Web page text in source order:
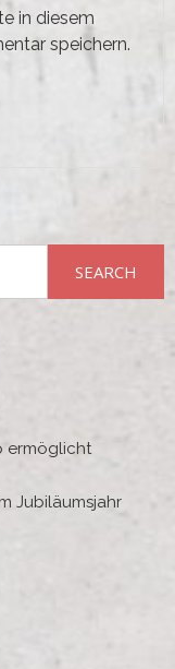
in diesem
speichern.
ermöglicht
Jubiläumsjahr